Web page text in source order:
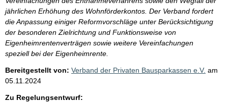
jährlichen Erhöhung des Wohnförderkontos. Der Verband fordert
die Anpassung einiger Reformvorschläge unter Berücksichtigung
der besonderen Zielrichtung und Funktionsweise von
Eigenheimrentenverträgen sowie weitere Vereinfachungen
speziell bei der Eigenheimrente.
Bereitgestellt von: Verband der Privaten Bausparkassen e.V. am
05.11.2024
Zu Regelungsentwurf: